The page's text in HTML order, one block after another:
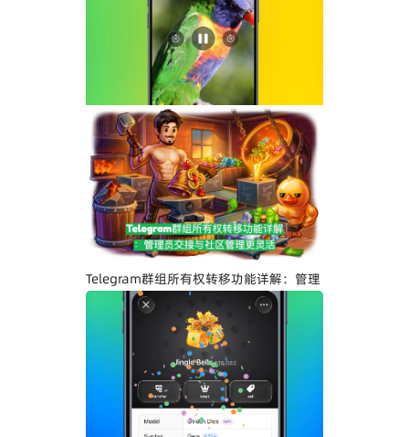
Telegram界面全面升级：安卓版全新设
计、iOS Liquid Glass优化与操作体验提
升
Telegram群组所有权转移功能详解：管理
员交接与社区管理更灵活